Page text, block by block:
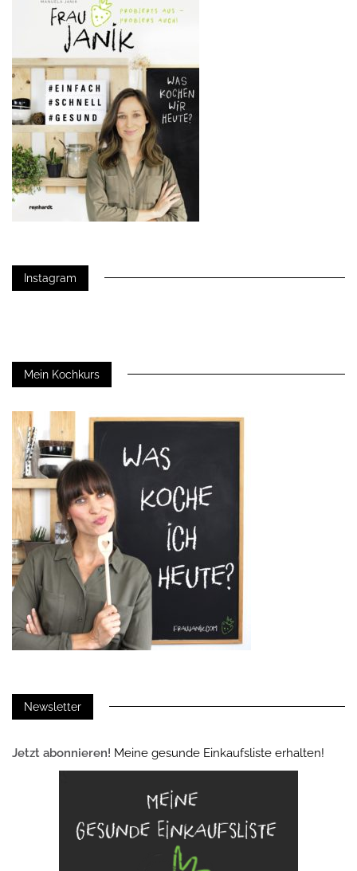
Instagram
Mein Kochkurs
Newsletter
Jetzt abonnieren! Meine gesunde Einkaufsliste erhalten!